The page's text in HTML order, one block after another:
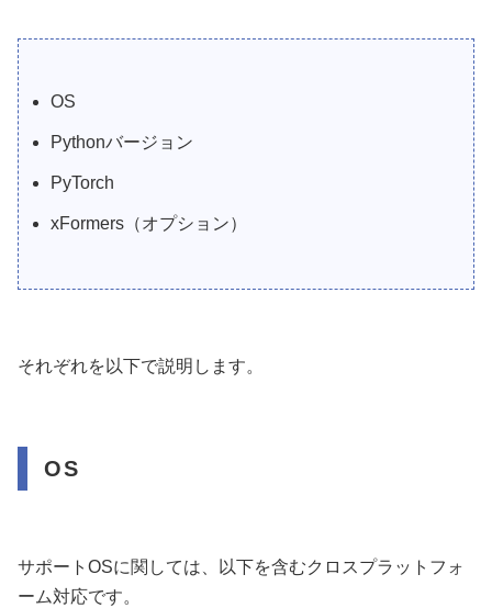
OS
Pythonバージョン
PyTorch
xFormers（オプション）
それぞれを以下で説明します。
OS
サポートOSに関しては、以下を含むクロスプラットフォ
ーム対応です。